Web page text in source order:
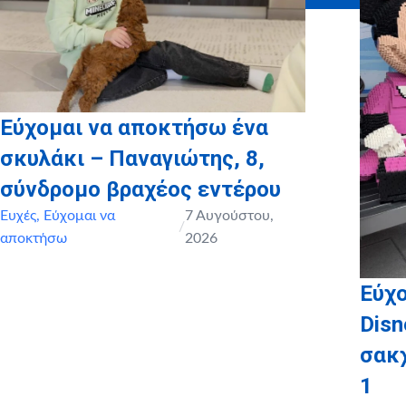
Εύχομαι να αποκτήσω ένα
σκυλάκι – Παναγιώτης, 8,
σύνδρομο βραχέος εντέρου
Ευχές, Εύχομαι να
αποκτήσω
/
7 Αυγούστου,
2026
1